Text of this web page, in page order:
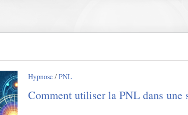
Hypnose/ PNL
Comment utiliser la PNL dans une